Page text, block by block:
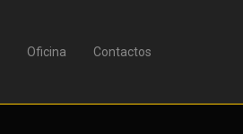
Oficina Contactos